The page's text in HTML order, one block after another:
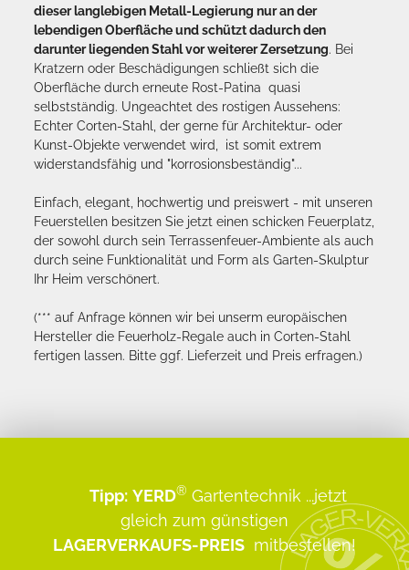
dieser langlebigen Metall-Legierung nur an der
lebendigen Oberfläche und schützt dadurch den
darunter liegenden Stahl vor weiterer Zersetzung. Bei
Kratzern oder Beschädigungen schließt sich die
Oberfläche durch erneute Rost-Patina quasi
selbstständig. Ungeachtet des rostigen Aussehens:
Echter Corten-Stahl, der gerne für Architektur- oder
Kunst-Objekte verwendet wird, ist somit extrem
widerstandsfähig und "korrosionsbeständig"...
Einfach, elegant, hochwertig und preiswert - mit unseren
Feuerstellen besitzen Sie jetzt einen schicken Feuerplatz,
der sowohl durch sein Terrassenfeuer-Ambiente als auch
durch seine Funktionalität und Form als Garten-Skulptur
Ihr Heim verschönert.
(*** auf Anfrage können wir bei unserm europäischen
Hersteller die Feuerholz-Regale auch in Corten-Stahl
fertigen lassen. Bitte ggf. Lieferzeit und Preis erfragen.)
Tipp: YERD® Gartentechnik ...jetzt
gleich zum günstigen
LAGERVERKAUFS-PREIS mitbestellen!